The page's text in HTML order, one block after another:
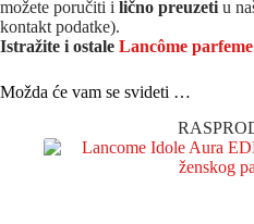
možete poručiti i lično preuzetiu
kontakt podatke).
Istražite i ostale Lancôme parfeme
Možda će vam se svideti …